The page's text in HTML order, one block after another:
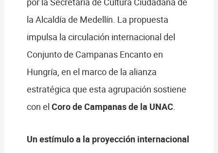
la Alcaldía de Medellín. La propuesta
impulsa la circulación internacional del
Conjunto de Campanas Encanto en
Hungría, en el marco de la alianza
estratégica que esta agrupación sostiene
con el Coro de Campanas de la UNAC.
Un estímulo a la proyección internacional